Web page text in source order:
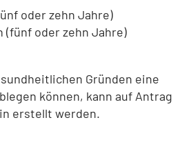
oder zehn Jahre)
oder zehn Jahre)
Gründen eine
können, kann auf Antrag
erstellt werden.